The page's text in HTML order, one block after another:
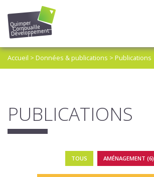
Accueil > Données & publications > Publications
PUBLICATIONS
TOUS AMÉNAGEMENT (6)